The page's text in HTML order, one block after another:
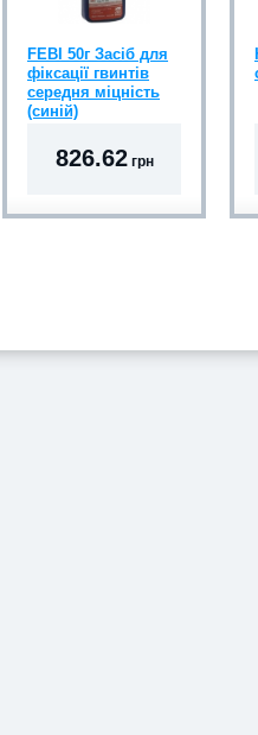
FEBI 50г Засіб для
фіксації гвинтів
середня міцність
(синій)
826.62грн